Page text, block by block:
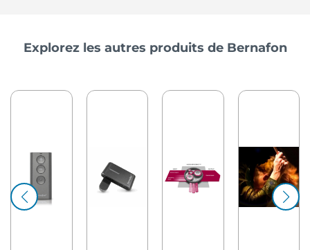
Explorez les autres produits de Bernafon